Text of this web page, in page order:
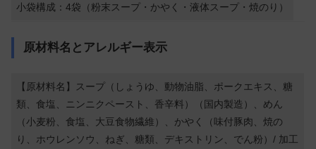
小袋構成：4袋（粉末スープ・かやく・液体スープ・焼のり）
原材料名とアレルギー表示
【原材料名】スープ（しょうゆ、動物油脂、ポークエキス、糖
類、食塩、ニンニクペースト、香辛料）（国内製造）、めん
（小麦粉、食塩、大豆食物繊維）、かやく（味付豚肉、焼の
り、ホウレンソウ、ねぎ、糖類、デキストリン、でん粉）/ 加工